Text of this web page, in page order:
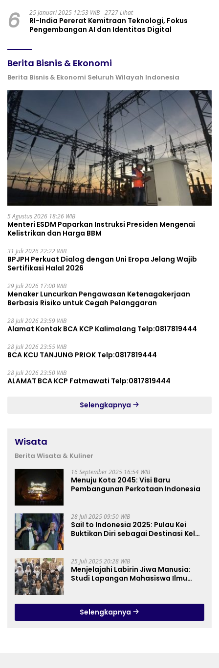
6 25 Januari 2025 12:53 WIB 2727 Lihat
RI-India Pererat Kemitraan Teknologi, Fokus
Pengembangan AI dan Identitas Digital
Berita Bisnis & Ekonomi
Berita Bisnis & Ekonomi Seluruh Wilayah Indonesia
5 Agustus 2026 18:26 WIB
Menteri ESDM Paparkan Instruksi Presiden Mengenai
Kelistrikan dan Harga BBM
31 Juli 2026 22:22 WIB
BPJPH Perkuat Dialog dengan Uni Eropa Jelang Wajib
Sertifikasi Halal 2026
29 Juli 2026 17:00 WIB
Menaker Luncurkan Pengawasan Ketenagakerjaan
Berbasis Risiko untuk Cegah Pelanggaran
28 Juli 2026 23:59 WIB
Alamat Kontak BCA KCP Kalimalang Telp:0817819444
28 Juli 2026 23:55 WIB
BCA KCU TANJUNG PRIOK Telp:0817819444
28 Juli 2026 23:50 WIB
ALAMAT BCA KCP Fatmawati Telp:0817819444
Selengkapnya
Wisata
Berita Wisata & Kuliner
16 September 2025 16:54 WIB
Menuju Kota 2045: Visi Baru
Pembangunan Perkotaan Indonesia
28 Juli 2025 09:50 WIB
Sail to Indonesia 2025: Pulau Kei
Buktikan Diri sebagai Destinasi Kelas
25 Juli 2025 20:28 WIB
Menjelajahi Labirin Jiwa Manusia:
Studi Lapangan Mahasiswa Ilmu
Selengkapnya